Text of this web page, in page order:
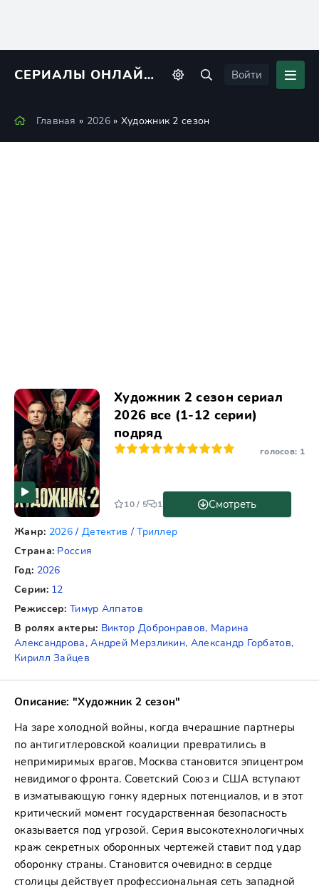
СЕРИАЛЫ ОНЛАЙН KINORIUS Войти
Главная » 2026» Художник 2 сезон
Художник 2 сезон сериал
2026 все (1-12 серии)
подряд
1 2 3 4 5 7 8 9 10 голосов: 1
Жанр: 2026 / Детектив /Триллер
Страна: Россия
Год: 2026
Серии:12
Режиссер: Тимур Алпатов
В ролях актеры: Виктор Добронравов, Марина
Александрова, Андрей Мерзликин, Александр Горбатов,
Кирилл Зайцев
Смотреть
10 / 5 1
Описание: "Художник 2 сезон"
На заре холодной войны, когда вчерашние партнеры
по антигитлеровской коалиции превратились в
непримиримых врагов, Москва становится эпицентром
невидимого фронта. Советский Союз и США вступают
в изматывающую гонку ядерных потенциалов, и в этот
критический момент государственная безопасность
оказывается под угрозой. Серия высокотехнологичных
краж секретных оборонных чертежей ставит под удар
оборонку страны. Становится очевидно: в сердце
столицы действует профессиональная сеть западной